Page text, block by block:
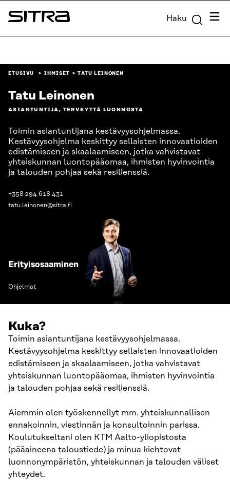
Siirry
suoraan
Sitra Haku
ETUSIVU IHMISET TATU LEINONEN
Tatu Leinonen
ASIANTUNTIJA, TERVEYTTÄ LUONNOSTA
Toimin asiantuntijana kestävyysohjelmassa.
Kestävyysohjelma keskittyy sellaisten innovaatioiden
edistämiseen ja skaalaamiseen, jotka vahvistavat
yhteiskunnan luontopääomaa, ihmisten hyvinvointia
ja talouden pohjaa sekä resilienssiä.
+358 294 618 431
tatu.leinonen@sitra.fi
Erityisosaaminen
Ohjelmat
Kuka?
Toimin asiantuntijana kestävyysohjelmassa.
Kestävyysohjelma keskittyy sellaisten innovaatioiden
edistämiseen ja skaalaamiseen, jotka vahvistavat
yhteiskunnan luontopääomaa, ihmisten hyvinvointia
ja talouden pohjaa sekä resilienssiä.
Aiemmin olen työskennellyt mm. yhteiskunnallisen
ennakoinnin, viestinnän ja konsultoinnin parissa.
Koulutukseltani olen KTM Aalto-yliopistosta
(pääaineena taloustiede) ja minua kiehtovat
luonnonympäristön, yhteiskunnan ja talouden väliset
yhteydet.